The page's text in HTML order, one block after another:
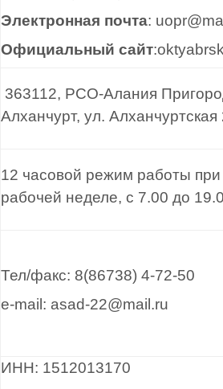
Электронная почта:
Официальный сайт
363112, РСО-Алания
Алханчурт, ул. Алханчуртская
12 часовой режим работы при
рабочей неделе, с 7.00 до
Тел/факс: 8(86738) 4-72-50
e-mail: asad-22@mail.ru
ИНН: 1512013170